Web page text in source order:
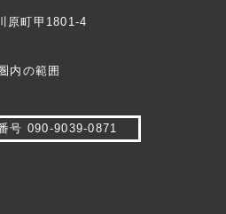
原町甲1801-4
内の範囲
号 090-9039-0871